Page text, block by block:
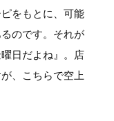
をもとに、可能
のです。それが
日だよね』。店
、こちらで空上